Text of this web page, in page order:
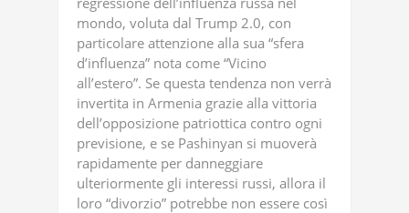
mondo, voluta dal Trump 2.0, con
particolare attenzione alla sua “sfera
d’influenza” nota come “Vicino
all’estero”. Se questa tendenza non verrà
invertita in Armenia grazie alla vittoria
dell’opposizione patriottica contro ogni
previsione, e se Pashinyan si muoverà
rapidamente per danneggiare
ulteriormente gli interessi russi, allora il
loro “divorzio” potrebbe non essere così